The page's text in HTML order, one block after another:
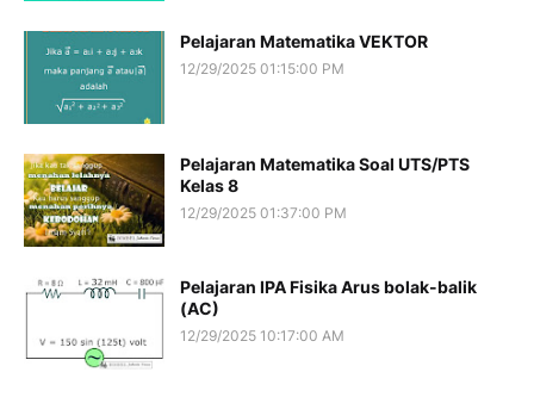
Pelajaran Matematika VEKTOR
12/29/2025 01:15:00 PM
Pelajaran Matematika Soal UTS/PTS
Kelas 8
12/29/2025 01:37:00 PM
Pelajaran IPA Fisika Arus bolak-balik
(AC)
12/29/2025 10:17:00 AM